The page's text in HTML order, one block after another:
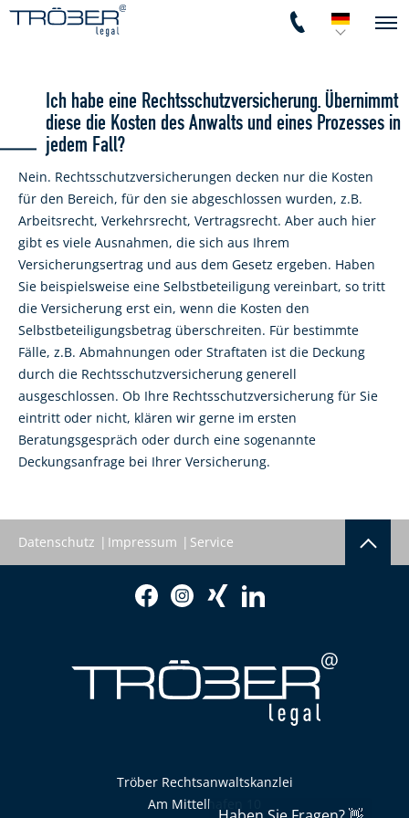
Ich habe eine Rechtsschutzversicherung. Übernimmt
diese die Kosten des Anwalts und eines Prozesses in
jedem Fall?
Nein. Rechtsschutzversicherungen decken nur die Kosten
für den Bereich, für den sie abgeschlossen wurden, z.B.
Arbeitsrecht, Verkehrsrecht, Vertragsrecht. Aber auch hier
gibt es viele Ausnahmen, die sich aus Ihrem
Versicherungsertrag und aus dem Gesetz ergeben. Haben
Sie beispielsweise eine Selbstbeteiligung vereinbart, so tritt
die Versicherung erst ein, wenn die Kosten den
Selbstbeteiligungsbetrag überschreiten. Für bestimmte
Fälle, z.B. Abmahnungen oder Straftaten ist die Deckung
durch die Rechtsschutzversicherung generell
ausgeschlossen. Ob Ihre Rechtsschutzversicherung für Sie
eintritt oder nicht, klären wir gerne im ersten
Beratungsgespräch oder durch eine sogenannte
Deckungsanfrage bei Ihrer Versicherung.
Datenschutz Impressum Service
Tröber Rechtsanwaltskanzlei
Am Mittelhafen 10